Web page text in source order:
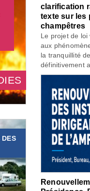
DES
clarification
texte sur les
champêtres
Le projet de
aux
la tranquillité
définitivement